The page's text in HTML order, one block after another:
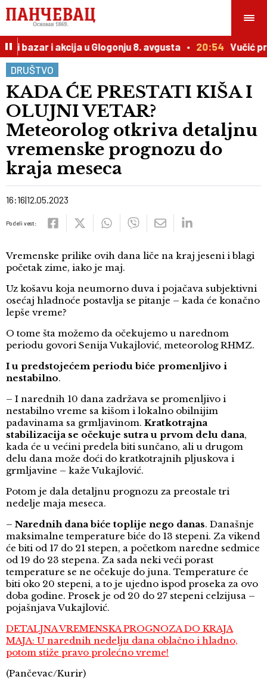
bazar i akcija u Glogonju 8. avgusta 20:54 Vučić
DRUŠTVO
KADA ĆE PRESTATI KIŠA I
OLUJNI VETAR?
Meteorolog otkriva detaljnu
vremenske prognozu do
kraja meseca
16:16 12.05.2023
Podeli vest:
Vremenske prilike ovih dana liče na kraj jeseni i blagi
početak zime, iako je maj.
Uz košavu koja neumorno duva i pojačava subjektivni
osećaj hladnoće postavlja se pitanje – kada će konačno
lepše vreme?
O tome šta možemo da očekujemo u narednom
periodu govori Senija Vukajlović, meteorolog RHMZ.
I u predstojećem periodu biće promenljivo i
nestabilno.
– I narednih 10 dana zadržava se promenljivo i
nestabilno vreme sa kišom i lokalno obilnijim
padavinama sa grmljavinom. Kratkotrajna
stabilizacija se očekuje sutra u prvom delu dana,
kada će u većini predela biti sunčano, ali u drugom
delu dana može doći do kratkotrajnih pljuskova i
grmljavine – kaže Vukajlović.
Potom je dala detaljnu prognozu za preostale tri
nedelje maja meseca.
– Narednih dana biće toplije nego danas. Današnje
maksimalne temperature biće do 13 stepeni. Za vikend
će biti od 17 do 21 stepen, a početkom naredne sedmice
od 19 do 23 stepena. Za sada neki veći porast
temperature se ne očekuje do juna. Temperature će
biti oko 20 stepeni, a to je ujedno ispod proseka za ovo
doba godine. Prosek je od 20 do 27 stepeni celzijusa –
pojašnjava Vukajlović.
DETALJNA VREMENSKA PROGNOZA DO KRAJA
MAJA: U narednih nedelju dana oblačno i hladno,
potom stiže pravo prolećno vreme!
(Pančevac/Kurir)